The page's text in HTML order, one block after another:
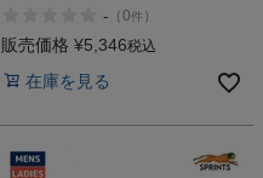
- （0件 ）
販売価格 ¥5,346税込
在庫を見る